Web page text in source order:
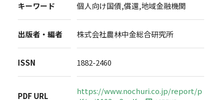
キーワード 個人向け国債,償還,地域金融機関
出版者・編者 株式会社農林中金総合研究所
ISSN 1882-2460
PDF URL
https://www.nochuri.co.jp/report/p